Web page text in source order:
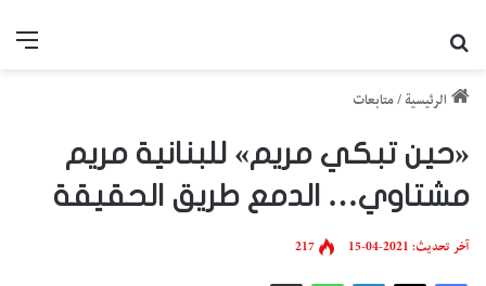
الرئيسية /متابعات
«حين تبكي مريم» للبنانية مريم
مشتاوي… الدمع طريق الحقيقة
آخر تحديث: 2021-04-15 217